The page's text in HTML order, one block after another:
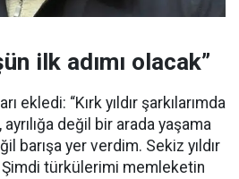
ilk adımı olacak”
ekledi: “Kırk yıldır şarkılarımda
değil bir arada yaşama
barışa yer verdim. Sekiz yıldır
Şimdi türkülerimi memleketin